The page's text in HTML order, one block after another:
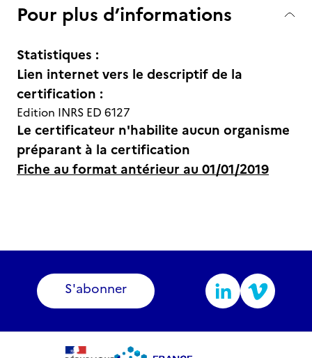
Pour plus d’informations
Statistiques :
Lien internet vers le descriptif de la
certification :
Edition INRS ED 6127
Le certificateur n'habilite aucun organisme
préparant à la certification
Fiche au format antérieur au 01/01/2019
S'abonner